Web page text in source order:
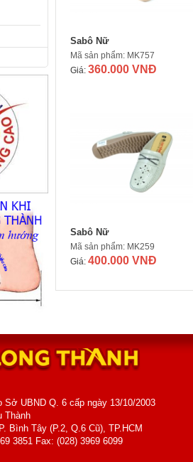
Sabô Nữ
Mã sản phẩm: MK757
Giá: 360.000 VNĐ
Sabô Nữ
Mã sản phẩm: MK259
Giá: 400.000 VNĐ
Sở UBND Q. 6 cấp ngày 13/10/2003
Thành
Bình Tây (P.2, Q.6 Cũ), TP.HCM
3851 Fax: (028) 3969 6099